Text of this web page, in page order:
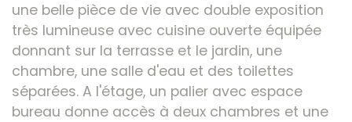
une belle pièce de vie avec double exposition
très lumineuse avec cuisine ouverte équipée
donnant sur la terrasse et le jardin, une
chambre, une salle d'eau et des toilettes
séparées. A l'étage, un palier avec espace
bureau donne accès à deux chambres et une